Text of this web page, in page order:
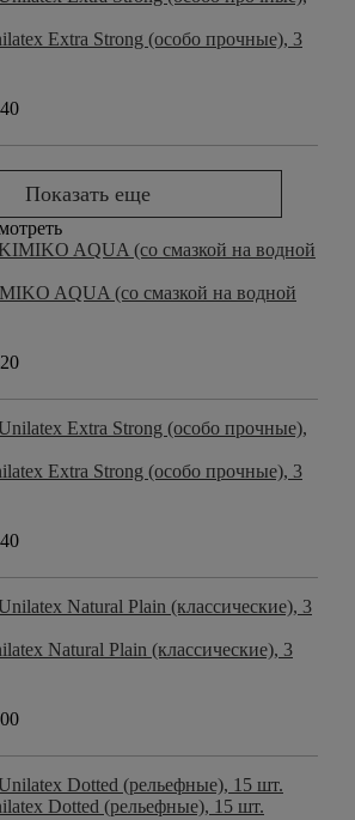
Extra Strong (особо прочные), 3
Показать еще
AQUA (со смазкой на водной
Extra Strong (особо прочные), 3
Natural Plain (классические), 3
Dotted (рельефные), 15 шт.